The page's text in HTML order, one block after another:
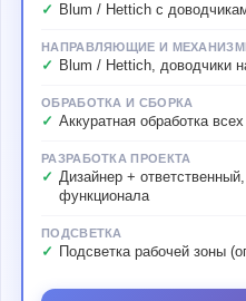
Blum / Hettich с
НАПРАВЛЯЮЩИЕ И
Blum / Hettich, доводчики
ОБРАБОТКА И СБОРКА
Аккуратная обработка
РАЗРАБОТКА ПРОЕКТА
Дизайнер +
функционала
ПОДСВЕТКА
Подсветка рабочей зоны